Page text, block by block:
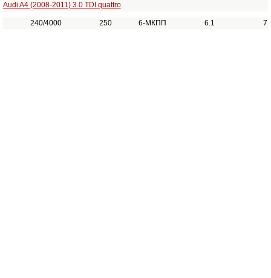
Audi A4 (2008-2011) 3.0 TDI quattro
240/4000 250 6-МКПП 6.1 7